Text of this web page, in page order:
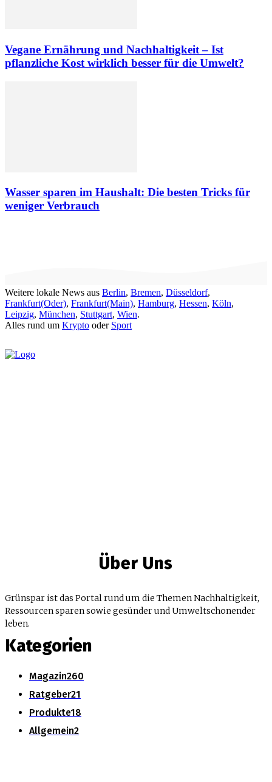
Vegane Ernährung und Nachhaltigkeit – Ist
pflanzliche Kost wirklich besser für die Umwelt?
Wasser sparen im Haushalt: Die besten Tricks für
weniger Verbrauch
Weitere lokale News aus Berlin, Bremen, Düsseldorf,
Frankfurt(Oder), Frankfurt(Main), Hamburg, Hessen, Köln,
Leipzig, München, Stuttgart, Wien.
Alles rund um Krypto oder Sport
Über Uns
Grünspar ist das Portal rund um die Themen Nachhaltigkeit,
Ressourcen sparen sowie gesünder und Umweltschonender
leben.
Kategorien
Magazin260
Ratgeber21
Produkte18
Allgemein2